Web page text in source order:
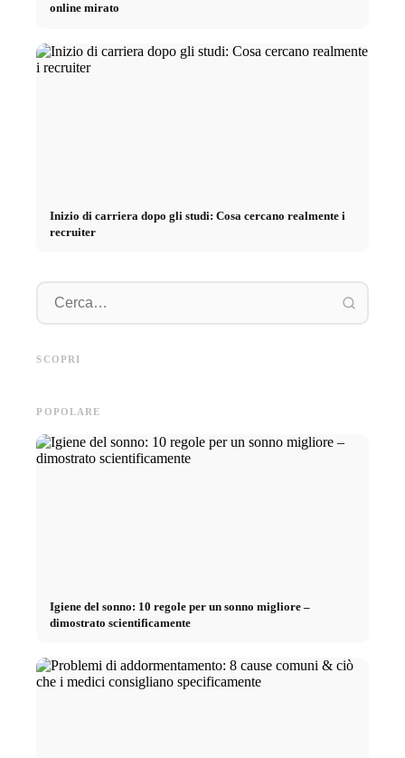
online mirato
Inizio di carriera dopo gli studi: Cosa cercano realmente i
recruiter
SCOPRI
diretto verso la carriera
POPOLARE
Igiene del sonno: 10 regole per un sonno migliore –
dimostrato scientificamente